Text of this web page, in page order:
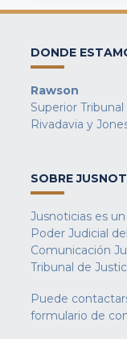
DONDE
Rawson
Superior
Rivadavia y
SOBRE
Jusnoticias es
Poder Judicial
Comunicación
Tribunal de
Puede
formulario de